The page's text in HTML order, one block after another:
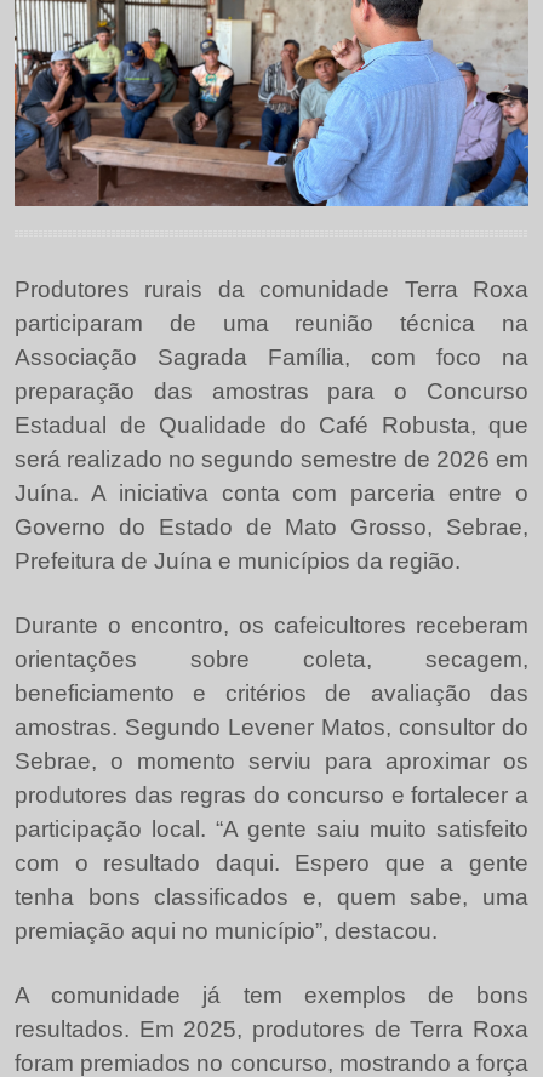
Produtores rurais da comunidade Terra Roxa
participaram de uma reunião técnica na
Associação Sagrada Família, com foco na
preparação das amostras para o Concurso
Estadual de Qualidade do Café Robusta, que
será realizado no segundo semestre de 2026 em
Juína. A iniciativa conta com parceria entre o
Governo do Estado de Mato Grosso, Sebrae,
Prefeitura de Juína e municípios da região.
Durante o encontro, os cafeicultores receberam
orientações sobre coleta, secagem,
beneficiamento e critérios de avaliação das
amostras. Segundo Levener Matos, consultor do
Sebrae, o momento serviu para aproximar os
produtores das regras do concurso e fortalecer a
participação local. “A gente saiu muito satisfeito
com o resultado daqui. Espero que a gente
tenha bons classificados e, quem sabe, uma
premiação aqui no município”, destacou.
A comunidade já tem exemplos de bons
resultados. Em 2025, produtores de Terra Roxa
foram premiados no concurso, mostrando a força